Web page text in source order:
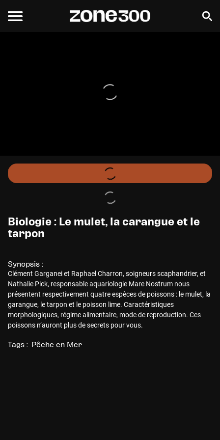
Biologie : Le mulet, la carangue et le
tarpon
Synopsis :
Clément Garganei et Raphael Charron, soigneurs scaphandrier, et
Nathalie Pick, responsable aquariologie Mare Nostrum nous
présentent respectivement quatre espèces de poissons : le mulet, la
garangue, le tarpon et le poisson lime. Caractéristiques
morphologiques, régime alimentaire, mode de reproduction. Ces
poissons n’auront plus de secrets pour vous.
Tags : Pêche en Mer